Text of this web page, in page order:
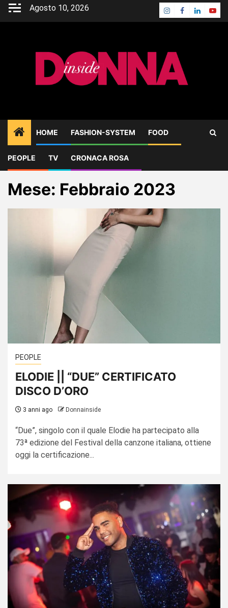
Skip
Agosto 10, 2026 Instagram
Facebook
Linkedin
HOME FASHION-SYSTEM FOOD
PEOPLE TV CRONACA ROSA
Home 2023 Febbraio
Mese: Febbraio 2023
PEOPLE
ELODIE || “DUE” CERTIFICATO
DISCO D’ORO
3 anni ago Donnainside
“Due”, singolo con il quale Elodie ha partecipato alla
73ª edizione del Festival della canzone italiana, ottiene
oggi la certificazione...